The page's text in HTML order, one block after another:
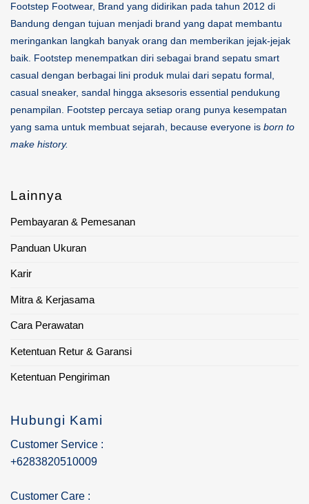
Footstep Footwear, Brand yang didirikan pada tahun 2012 di
Bandung dengan tujuan menjadi brand yang dapat membantu
meringankan langkah banyak orang dan memberikan jejak-jejak
baik. Footstep menempatkan diri sebagai brand sepatu smart
casual dengan berbagai lini produk mulai dari sepatu formal,
casual sneaker, sandal hingga aksesoris essential pendukung
penampilan. Footstep percaya setiap orang punya kesempatan
yang sama untuk membuat sejarah, because everyone is born to
make history.
Lainnya
Pembayaran & Pemesanan
Panduan Ukuran
Karir
Mitra & Kerjasama
Cara Perawatan
Ketentuan Retur & Garansi
Ketentuan Pengiriman
Hubungi Kami
Customer Service :
+6283820510009
Customer Care :